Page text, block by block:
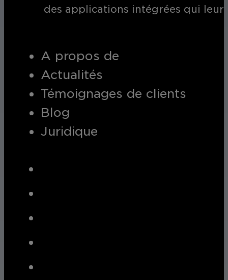
des applications intégrées qui
A propos de
Actualités
Témoignages de clients
Blog
Juridique